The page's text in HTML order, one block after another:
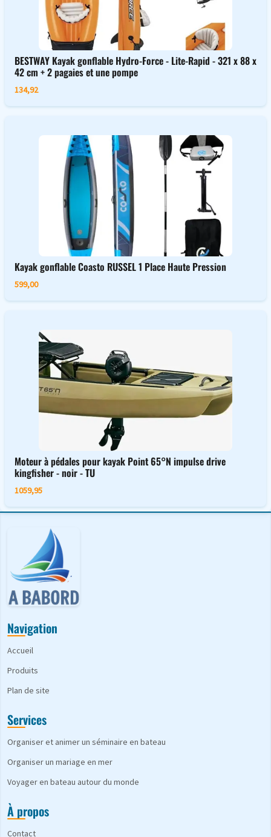
BESTWAY Kayak gonflable Hydro-Force - Lite-Rapid - 321 x 88 x
42 cm + 2 pagaies et une pompe
134,92
Kayak gonflable Coasto RUSSEL 1 Place Haute Pression
599,00
Moteur à pédales pour kayak Point 65°N impulse drive
kingfisher - noir - TU
1059,95
Navigation
Accueil
Produits
Plan de site
Services
Organiser et animer un séminaire en bateau
Organiser un mariage en mer
Voyager en bateau autour du monde
À propos
Contact